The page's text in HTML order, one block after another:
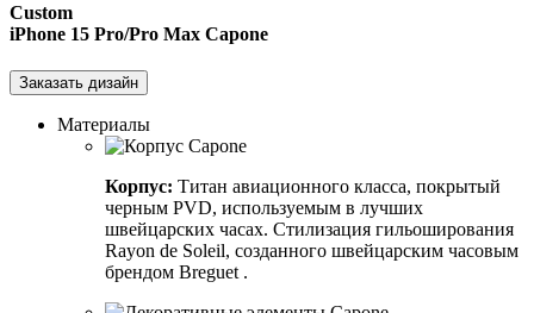
Custom
iPhone 15 Pro/Pro Max Capone
Заказать дизайн
Материалы
Корпус: Титан авиационного класса, покрытый
черным PVD, используемым в лучших
швейцарских часах. Стилизация гильоширования
Rayon de Soleil, созданного швейцарским часовым
брендом Breguet .